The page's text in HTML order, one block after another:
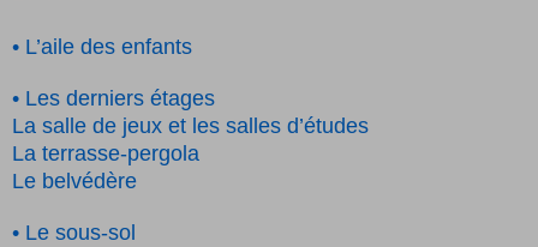
• L’aile des enfants
• Les derniers étages
La salle de jeux et les salles d’études
La terrasse-pergola
Le belvédère
• Le sous-sol